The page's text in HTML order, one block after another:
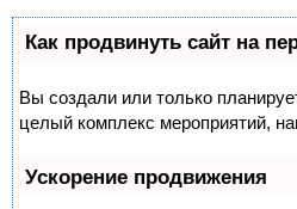
Как продвинуть сайт на
Вы создали или только
целый комплекс мероприятий,
Ускорение продвижения